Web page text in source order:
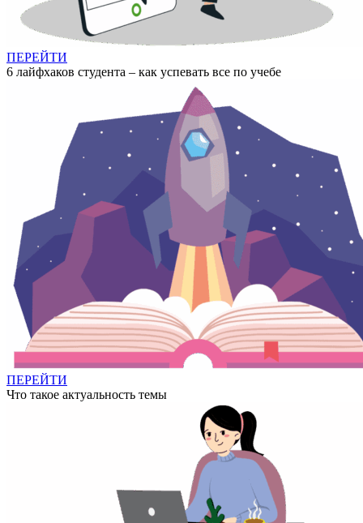
ПЕРЕЙТИ
6 лайфхаков студента – как успевать все по учебе
ПЕРЕЙТИ
Что такое актуальность темы